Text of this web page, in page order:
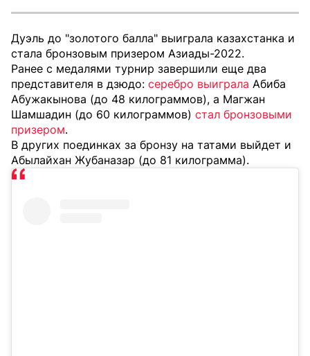
Дуэль до "золотого балла" выиграла казахстанка и
стала бронзовым призером Азиады-2022.
Ранее с медалями турнир завершили еще два
представителя в дзюдо: серебро выиграла Абиба
Абужакынова (до 48 килограммов), а Магжан
Шамшадин (до 60 килограммов) стал бронзовыми
призером.
В других поединках за бронзу на татами выйдет и
Абылайхан Жубаназар (до 81 килограмма).